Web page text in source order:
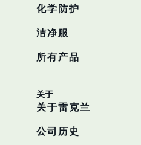
化学防护
洁净服
所有产品
关于
关于雷克兰
公司历史